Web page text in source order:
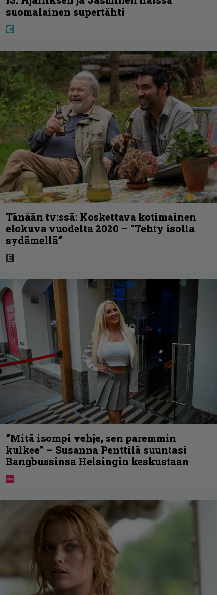
suomalainen supertähti
Tänään tv:ssä: Koskettava kotimainen
elokuva vuodelta 2020 – ”Tehty isolla
sydämellä”
”Mitä isompi vehje, sen paremmin
kulkee” – Susanna Penttilä suuntasi
Bangbussinsa Helsingin keskustaan